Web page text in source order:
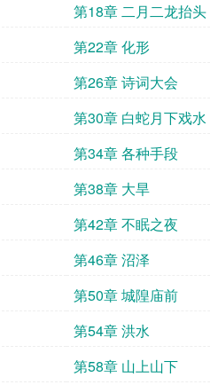
第18章 二月二龙抬头
第22章 化形
第26章 诗词大会
第30章 白蛇月下戏水
第34章 各种手段
第38章 大旱
第42章 不眠之夜
第46章 沼泽
第50章 城隍庙前
第54章 洪水
第58章 山上山下